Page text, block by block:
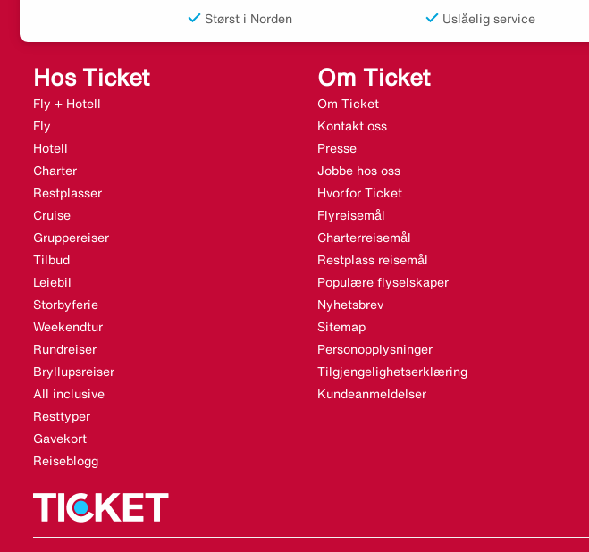
Størst i Norden Uslåelig service
Hos Ticket
Fly + Hotell
Fly
Hotell
Charter
Restplasser
Cruise
Gruppereiser
Tilbud
Leiebil
Storbyferie
Weekendtur
Rundreiser
Bryllupsreiser
All inclusive
Resttyper
Gavekort
Reiseblogg
Om Ticket
Om Ticket
Kontakt oss
Presse
Jobbe hos oss
Hvorfor Ticket
Flyreisemål
Charterreisemål
Restplass reisemål
Populære flyselskaper
Nyhetsbrev
Sitemap
Personopplysninger
Tilgjengelighetserklæring
Kundeanmeldelser